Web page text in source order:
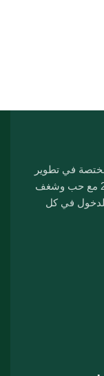
في تطوير
صناعة القهوة . بدأت قصتنا في عام 2017 مع حب وشغف
في كل